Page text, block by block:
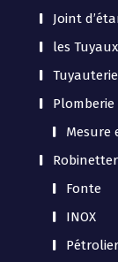
Joint
les
Mesure
Fonte
INOX
Pétrolier